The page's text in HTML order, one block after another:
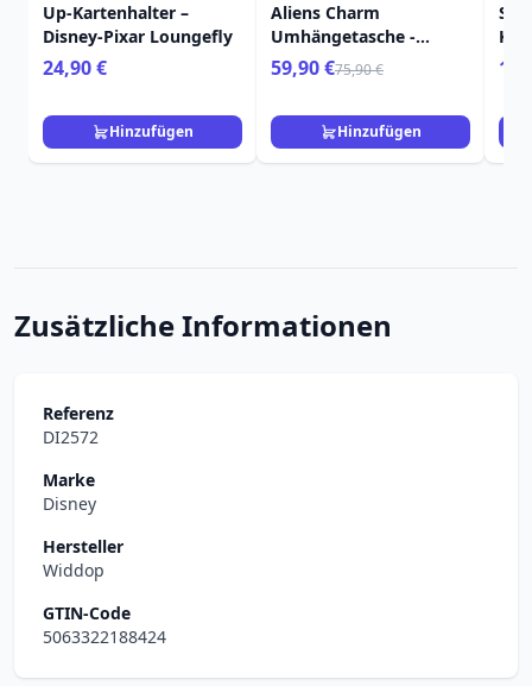
Up-Kartenhalter –
Disney-Pixar Loungefly
24,90 €
Hinzufügen
Aliens Charm
Umhängetasche -
Disney-Pixar Loungefly
Toy Story 5
59,90 €75,90 €
Hinzufügen
Zusätzliche Informationen
Referenz
DI2572
Marke
Disney
Hersteller
Widdop
GTIN-Code
5063322188424